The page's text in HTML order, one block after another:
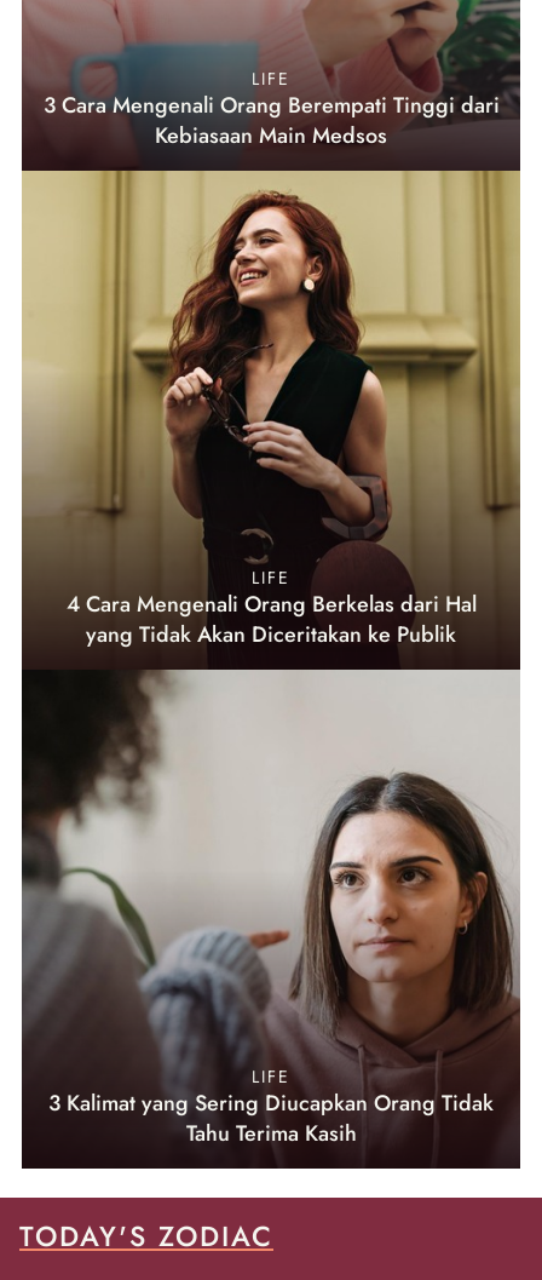
LIFE
3 Cara Mengenali Orang Berempati Tinggi dari
Kebiasaan Main Medsos
LIFE
4 Cara Mengenali Orang Berkelas dari Hal
yang Tidak Akan Diceritakan ke Publik
LIFE
3 Kalimat yang Sering Diucapkan Orang Tidak
Tahu Terima Kasih
TODAY'S ZODIAC